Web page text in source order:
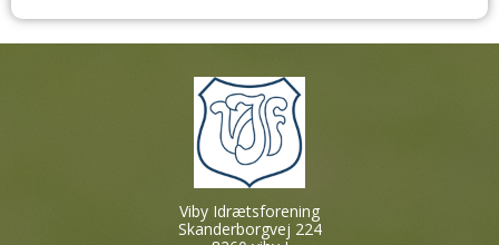
Viby Idrætsforening
Skanderborgvej 224